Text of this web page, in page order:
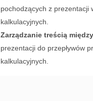
pochodzących z prezentacji
kalkulacyjnych.
Zarządzanie treścią
prezentacji do przepływów
kalkulacyjnych.